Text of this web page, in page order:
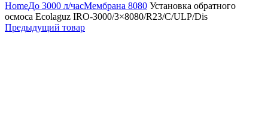
HomeДо 3000 л/часМембрана 8080 Установка обратного
осмоса Ecolaguz IRO-3000/3×8080/R23/C/ULP/Dis
Предыдущий товар